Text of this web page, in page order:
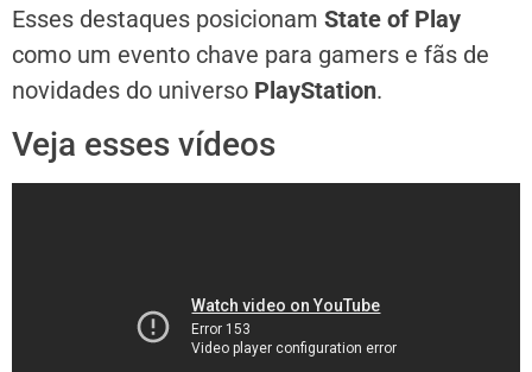
Esses destaques posicionam State of Play
como um evento chave para gamers e fãs de
novidades do universo PlayStation.
Veja esses vídeos